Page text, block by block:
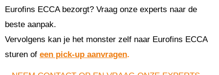
Eurofins ECCA bezorgt? Vraag onze experts naar de
beste aanpak.
Vervolgens kan je het monster zelf naar Eurofins ECCA
sturen of een pick-up aanvragen.